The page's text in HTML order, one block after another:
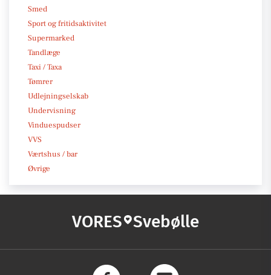
Smed
Sport og fritidsaktivitet
Supermarked
Tandlæge
Taxi / Taxa
Tømrer
Udlejningselskab
Undervisning
Vinduespudser
VVS
Værtshus / bar
Øvrige
VORES Svebølle